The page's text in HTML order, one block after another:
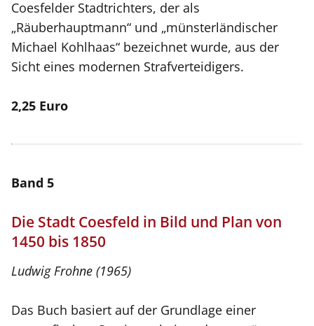
Coesfelder Stadtrichters, der als
„Räuberhauptmann“ und „münsterländischer
Michael Kohlhaas“ bezeichnet wurde, aus der
Sicht eines modernen Strafverteidigers.
2,25 Euro
Band 5
Die Stadt Coesfeld in Bild und Plan von
1450 bis 1850
Ludwig Frohne (1965)
Das Buch basiert auf der Grundlage einer